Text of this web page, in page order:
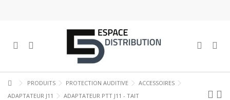
PRODUITS PROTECTION AUDITIVE
ACCESSOIRES
ADAPTATEUR J11
ADAPTATEUR PTT J11 - TAIT